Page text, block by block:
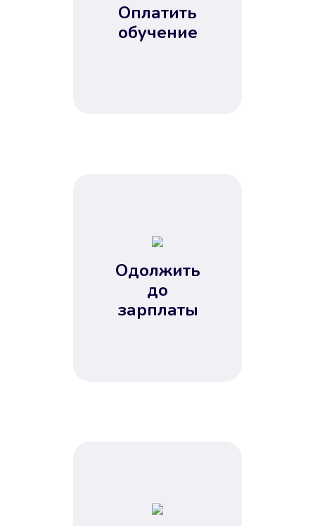
Оплатить
обучение
Одолжить
до
зарплаты